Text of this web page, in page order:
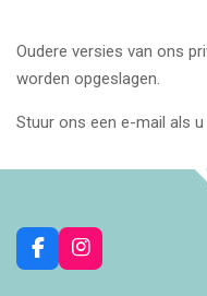
Oudere versies van ons
worden opgeslagen.
Stuur ons een e-mail als
F
a
I
n